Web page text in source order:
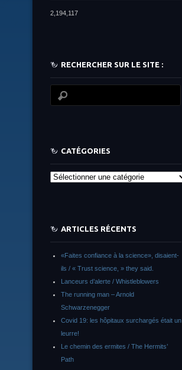
2,194,117
RECHERCHER SUR LE SITE :
CATÉGORIES
Catégories
ARTICLES RÉCENTS
«Faites confiance à la science», disaient-
ils / « Trust science, » they said.
Lanceurs d’alerte / Whistleblowers
The running man – Arnold
Schwarzenegger
Covid 19: les hôpitaux surchargés était un
leurre!
Le chemin des ermites / The Hermits’
Path